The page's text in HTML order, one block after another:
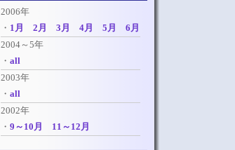
2006年
・ 1月 2月 3月 4月 5月
6月
2004～5年
・ all
2003年
・ all
2002年
・ 9～10月 11～12月